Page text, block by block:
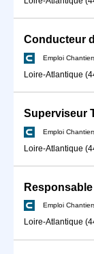
Emploi
Loire-Atlantique
Superviseur
Emploi
Loire-Atlantique
Emploi
Loire-Atlantique